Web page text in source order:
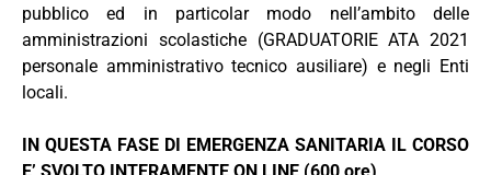
pubblico ed in particolar modo nell’ambito delle
amministrazioni scolastiche (GRADUATORIE ATA 2021
personale amministrativo tecnico ausiliare) e negli Enti
locali.
IN QUESTA FASE DI EMERGENZA SANITARIA IL CORSO